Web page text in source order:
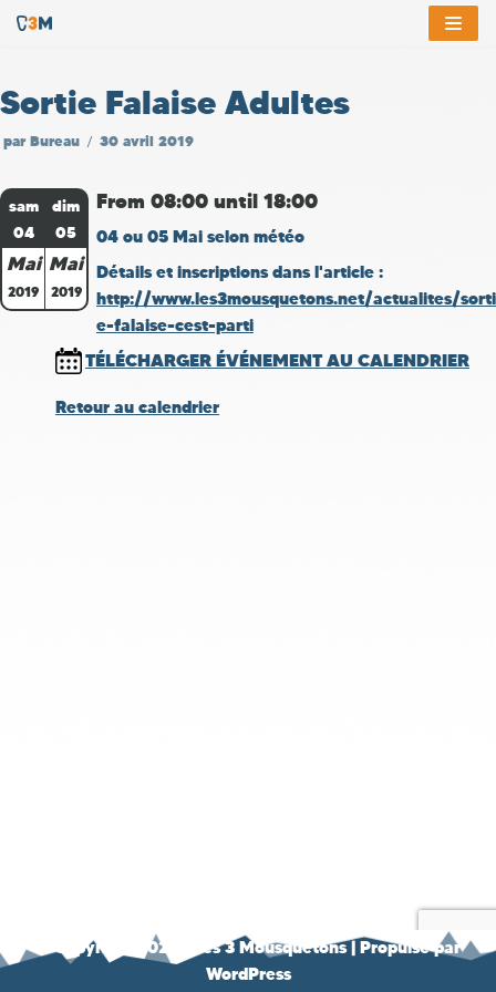
contenu
Sortie Falaise Adultes
par Bureau 30 avril 2019
sam
04
Mai
2019
dim
05
Mai
2019
From 08:00 until 18:00
04 ou 05 Mai selon météo
Détails et inscriptions dans l'article :
http://www.les3mousquetons.net/actualites/sorti
e-falaise-cest-parti
TÉLÉCHARGER ÉVÉNEMENT AU CALENDRIER
Retour au calendrier
© Copyright 2021 - Les 3 Mousquetons| Propulsé par
WordPress